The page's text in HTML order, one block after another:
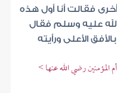
أخرى فقالت أنا أول هذه
عليه وسلم فقال
الأعلى ورأيته
المؤمنين رضي الله عنها >